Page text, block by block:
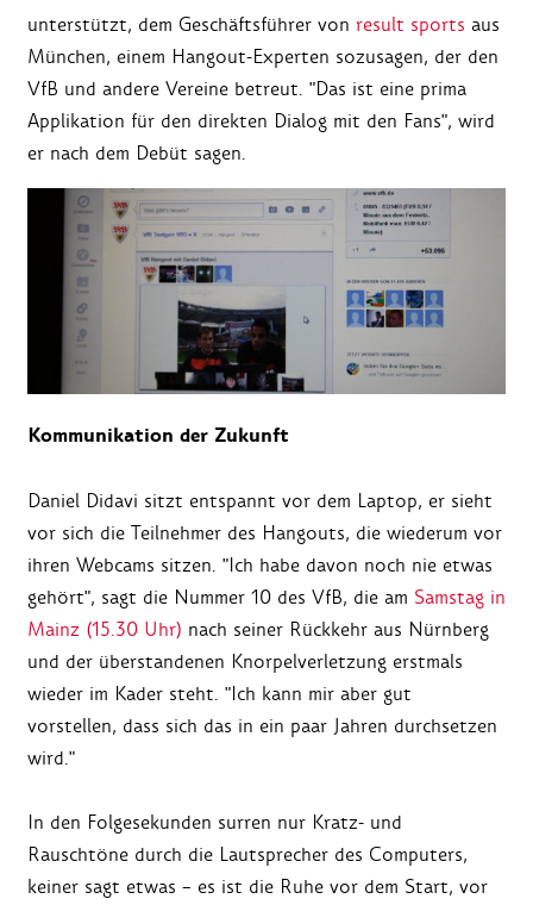
unterstützt, dem Geschäftsführer von result sports aus
München, einem Hangout-Experten sozusagen, der den
VfB und andere Vereine betreut. "Das ist eine prima
Applikation für den direkten Dialog mit den Fans", wird
er nach dem Debüt sagen.
Kommunikation der Zukunft
Daniel Didavi sitzt entspannt vor dem Laptop, er sieht
vor sich die Teilnehmer des Hangouts, die wiederum vor
ihren Webcams sitzen. "Ich habe davon noch nie etwas
gehört", sagt die Nummer 10 des VfB, die am Samstag in
Mainz (15.30 Uhr) nach seiner Rückkehr aus Nürnberg
und der überstandenen Knorpelverletzung erstmals
wieder im Kader steht. "Ich kann mir aber gut
vorstellen, dass sich das in ein paar Jahren durchsetzen
wird."
In den Folgesekunden surren nur Kratz- und
Rauschtöne durch die Lautsprecher des Computers,
keiner sagt etwas – es ist die Ruhe vor dem Start, vor